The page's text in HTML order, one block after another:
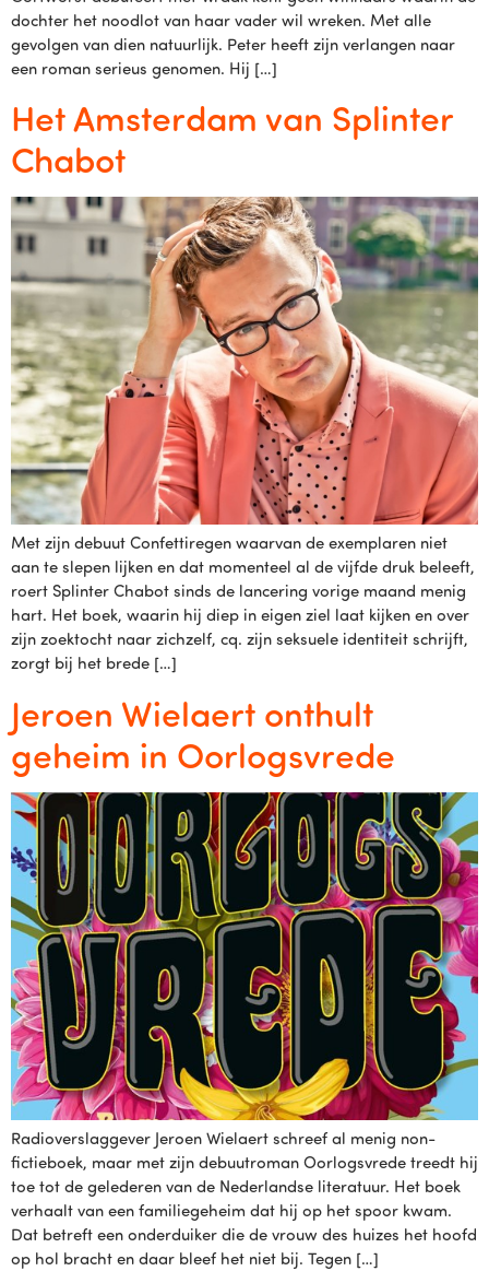
dochter het noodlot van haar vader wil wreken. Met alle
gevolgen van dien natuurlijk. Peter heeft zijn verlangen naar
een roman serieus genomen. Hij […]
Het Amsterdam van Splinter
Chabot
Met zijn debuut Confettiregen waarvan de exemplaren niet
aan te slepen lijken en dat momenteel al de vijfde druk beleeft,
roert Splinter Chabot sinds de lancering vorige maand menig
hart. Het boek, waarin hij diep in eigen ziel laat kijken en over
zijn zoektocht naar zichzelf, cq. zijn seksuele identiteit schrijft,
zorgt bij het brede […]
Jeroen Wielaert onthult
geheim in Oorlogsvrede
Radioverslaggever Jeroen Wielaert schreef al menig non-
fictieboek, maar met zijn debuutroman Oorlogsvrede treedt hij
toe tot de gelederen van de Nederlandse literatuur. Het boek
verhaalt van een familiegeheim dat hij op het spoor kwam.
Dat betreft een onderduiker die de vrouw des huizes het hoofd
op hol bracht en daar bleef het niet bij. Tegen […]